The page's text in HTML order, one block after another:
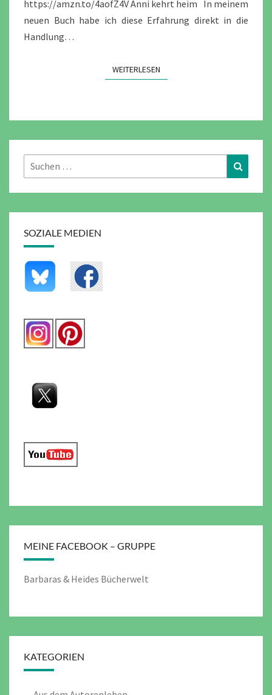
https://amzn.to/4aofZ4V Anni kehrt heim In meinem
neuen Buch habe ich diese Erfahrung direkt in die
Handlung…
WEITERLESENWEITERLESEN
Suchen
nach:
SOZIALE MEDIEN
MEINE FACEBOOK – GRUPPE
Barbaras & Heides Bücherwelt
KATEGORIEN